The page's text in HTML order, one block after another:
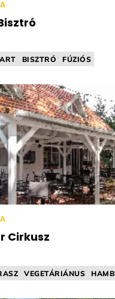
BISZTRÓ FÚZIÓS
Cirkusz
VEGETÁRIÁNUS